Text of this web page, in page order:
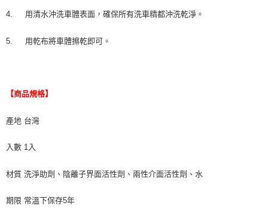
4. 用清水沖洗車體表面，確保所有洗車精都沖洗乾淨。
5. 用乾布將車體擦乾即可。
【商品規格】
產地 台灣
入數 1入
材質 洗淨助劑、陰離子界面活性劑、兩性介面活性劑、水
期限 常溫下保存5年